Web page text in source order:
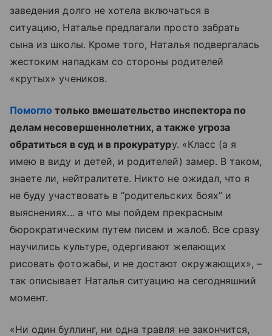
заведения долго не хотела включаться в
ситуацию, Наталье предлагали просто забрать
сына из школы. Кроме того, Наталья подвергалась
жестоким нападкам со стороны родителей
«крутых» учеников.
Помогло только вмешательство инспектора по
делам несовершеннолетних, а также угроза
обратиться в суд и в прокуратуру. «Класс (а я
имею в виду и детей, и родителей) замер. В таком,
знаете ли, нейтралитете. Никто не ожидал, что я
не буду участвовать в “родительских боях” и
выяснениях... а что мы пойдем прекрасным
бюрократическим путем писем и жалоб. Все сразу
научились культуре, одергивают желающих
рисовать фотожабы, и не достают окружающих», –
так описывает Наталья ситуацию на сегодняшний
момент.
«Ни один буллинг, ни одна травля не закончится,